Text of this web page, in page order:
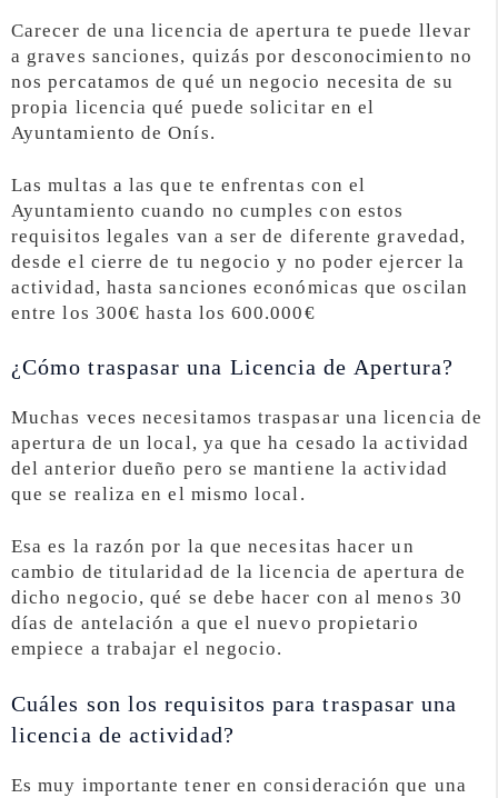
Carecer de una licencia de apertura te puede llevar
a graves sanciones, quizás por desconocimiento no
nos percatamos de qué un negocio necesita de su
propia licencia qué puede solicitar en el
Ayuntamiento de Onís.
Las multas a las que te enfrentas con el
Ayuntamiento cuando no cumples con estos
requisitos legales van a ser de diferente gravedad,
desde el cierre de tu negocio y no poder ejercer la
actividad, hasta sanciones económicas que oscilan
entre los 300€ hasta los 600.000€
¿Cómo traspasar una Licencia de Apertura?
Muchas veces necesitamos traspasar una licencia de
apertura de un local, ya que ha cesado la actividad
del anterior dueño pero se mantiene la actividad
que se realiza en el mismo local.
Esa es la razón por la que necesitas hacer un
cambio de titularidad de la licencia de apertura de
dicho negocio, qué se debe hacer con al menos 30
días de antelación a que el nuevo propietario
empiece a trabajar el negocio.
Cuáles son los requisitos para traspasar una
licencia de actividad?
Es muy importante tener en consideración que una